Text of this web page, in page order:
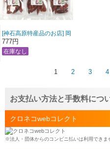
[神石高原特産品のお店] 岡
山県産とうがらし15g 3
袋入り 送料無料
777円
1 2 3 4
お支払い方法と手数料につ
クロネコwebコレクト
※法人・団体からのコンビニ払いは利用できま